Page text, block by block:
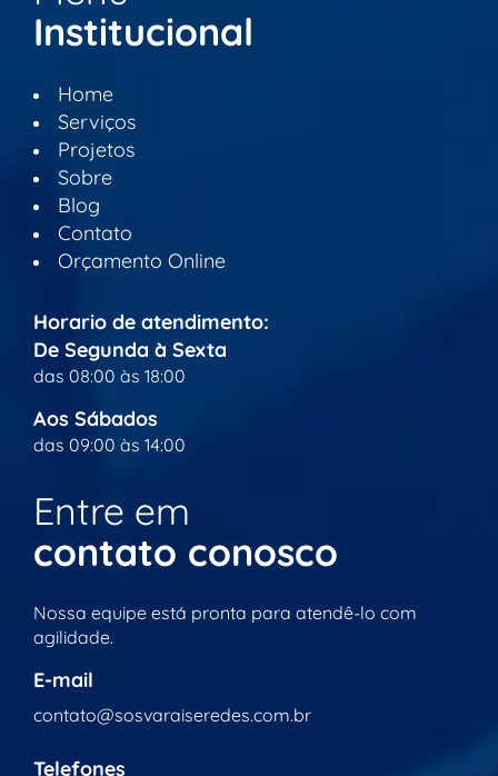
Institucional
Home
Serviços
Projetos
Sobre
Blog
Contato
Orçamento Online
Horario de atendimento:
De Segunda à Sexta
das 08:00 às 18:00
Aos Sábados
das 09:00 às 14:00
Entre em
contato conosco
Nossa equipe está pronta para atendê-lo com
agilidade.
E-mail
contato@sosvaraiseredes.com.br
Telefones